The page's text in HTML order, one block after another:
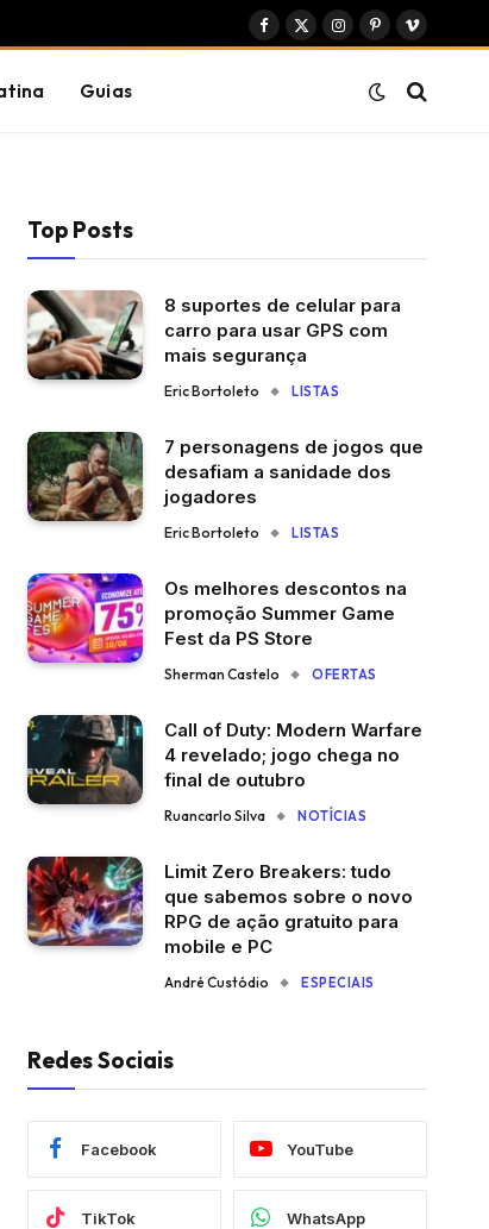
Facebook
X
Instagram
PinterestVimeo
Guias
Top Posts
8 suportes de celular para
carro para usar GPS com
mais segurança
Eric Bortoleto LISTAS
7 personagens de jogos que
desafiam a sanidade dos
jogadores
Eric Bortoleto LISTAS
Os melhores descontos na
promoção Summer Game
Fest da PS Store
Sherman Castelo OFERTAS
Call of Duty: Modern Warfare
4 revelado; jogo chega no
final de outubro
Ruancarlo Silva NOTÍCIAS
Limit Zero Breakers: tudo
que sabemos sobre o novo
RPG de ação gratuito para
mobile e PC
André Custódio ESPECIAIS
Redes Sociais
Facebook YouTube
TikTok WhatsApp